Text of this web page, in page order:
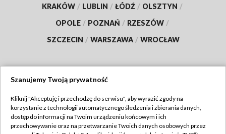
KRAKÓW / LUBLIN / ŁÓDŹ / OLSZTYN /
OPOLE / POZNAŃ / RZESZÓW /
SZCZECIN / WARSZAWA / WROCŁAW
TVP
Abonament TVP
Regulamin TVP
Szanujemy Twoją prywatność
Kliknij "Akceptuję i przechodzę do serwisu", aby wyrazić zgody na
korzystanie z technologii automatycznego śledzenia i zbierania danych,
dostęp do informacji na Twoim urządzeniu końcowym i ich
przechowywanie oraz na przetwarzanie Twoich danych osobowych przez